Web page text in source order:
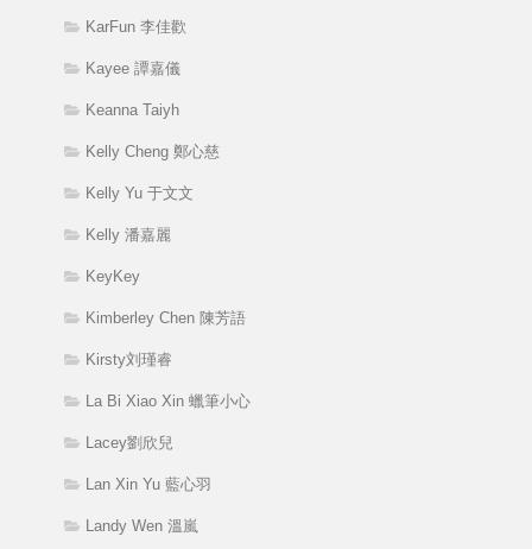
KarFun 李佳歡
Kayee 譚嘉儀
Keanna Taiyh
Kelly Cheng 鄭心慈
Kelly Yu 于文文
Kelly 潘嘉麗
KeyKey
Kimberley Chen 陳芳語
Kirsty刘瑾睿
La Bi Xiao Xin 蠟筆小心
Lacey劉欣兒
Lan Xin Yu 藍心羽
Landy Wen 溫嵐